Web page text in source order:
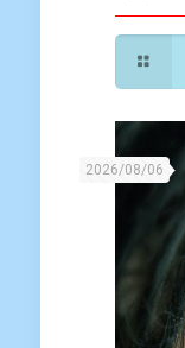
2026/08/06